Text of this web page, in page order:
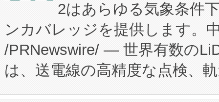
のアクセスを大幅に拡大する
Fully-Connected Continuous
プログラムには、施設設計・
に関する技術移転および知的
構造化トレーニングカリキュ
ードするVoltaiqは、日本にあ
ーエネルギー貯蔵システム（
た。 Voltaiq独自のAI搭載プラ
定、統合、導入、運用に至る
安全性を追跡し、確保する事
2はあらゆる気象条件
ンカバレッジを提供します。
/PRNewswire/ — 世界有数の
は、送電線の高精度な点検、
や穀物倉庫におけるバルク材